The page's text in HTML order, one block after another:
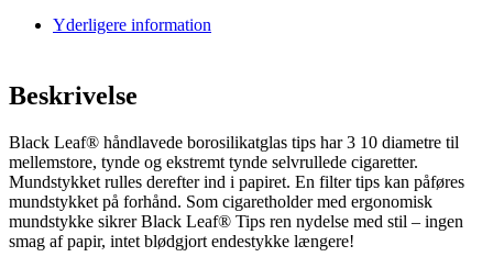
Yderligere information
Beskrivelse
Black Leaf® håndlavede borosilikatglas tips har 3 10 diametre til
mellemstore, tynde og ekstremt tynde selvrullede cigaretter.
Mundstykket rulles derefter ind i papiret. En filter tips kan påføres
mundstykket på forhånd. Som cigaretholder med ergonomisk
mundstykke sikrer Black Leaf® Tips ren nydelse med stil – ingen
smag af papir, intet blødgjort endestykke længere!